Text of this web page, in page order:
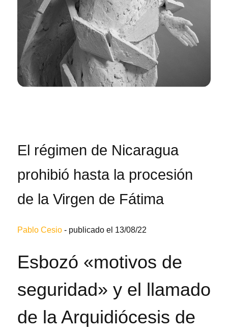
El régimen de Nicaragua
prohibió hasta la procesión
de la Virgen de Fátima
Pablo Cesio - publicado el 13/08/22
Esbozó «motivos de
seguridad» y el llamado
de la Arquidiócesis de